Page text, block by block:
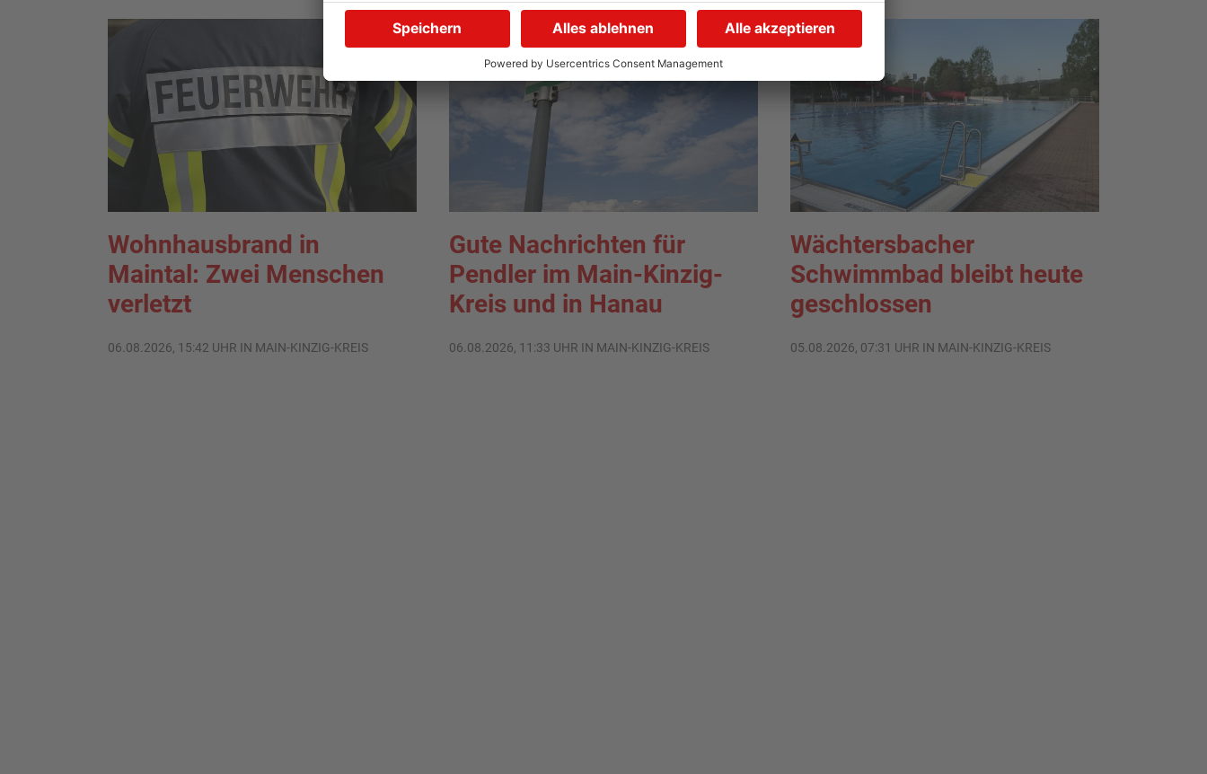
Wohnhausbrand in
Maintal: Zwei Menschen
verletzt
06.08.2026, 15:42 UHR IN MAIN-KINZIG-KREIS
Gute Nachrichten für
Pendler im Main-Kinzig-
Kreis und in Hanau
06.08.2026, 11:33 UHR IN MAIN-KINZIG-KREIS
Wächtersbacher
Schwimmbad bleibt heute
geschlossen
05.08.2026, 07:31 UHR IN MAIN-KINZIG-KREIS